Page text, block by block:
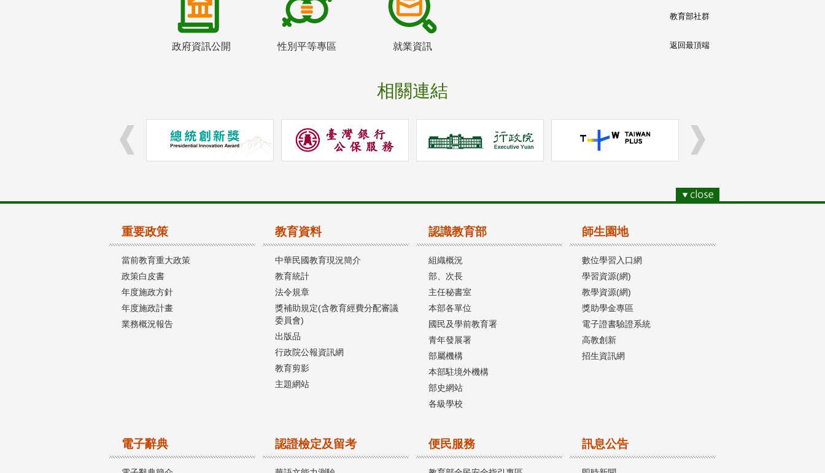
政府資訊公開 性別平等專區 就業資訊
相關連結
教育部社群
返回最頂端
重要政策
當前教育重大政策
政策白皮書
年度施政方針
年度施政計畫
業務概況報告
教育資料
中華民國教育現況簡介
教育統計
法令規章
獎補助規定(含教育經費分配審議
委員會)
出版品
行政院公報資訊網
教育剪影
主題網站
認識教育部
組織概況
部、次長
主任秘書室
本部各單位
國民及學前教育署
青年發展署
部屬機構
本部駐境外機構
部史網站
各級學校
師生園地
數位學習入口網
學習資源(網)
教學資源(網)
獎助學金專區
電子證書驗證系統
高教創新
招生資訊網
電子辭典 認證檢定及留考 便民服務 訊息公告